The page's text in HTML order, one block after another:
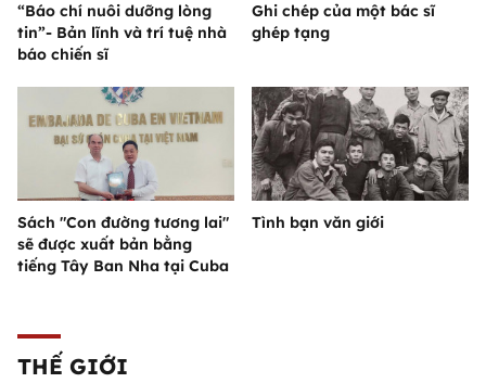
“Báo chí nuôi dưỡng lòng
tin”- Bản lĩnh và trí tuệ nhà
báo chiến sĩ
Ghi chép của một bác sĩ
ghép tạng
Sách "Con đường tương lai"
sẽ được xuất bản bằng
tiếng Tây Ban Nha tại Cuba
Tình bạn văn giới
THẾ GIỚI